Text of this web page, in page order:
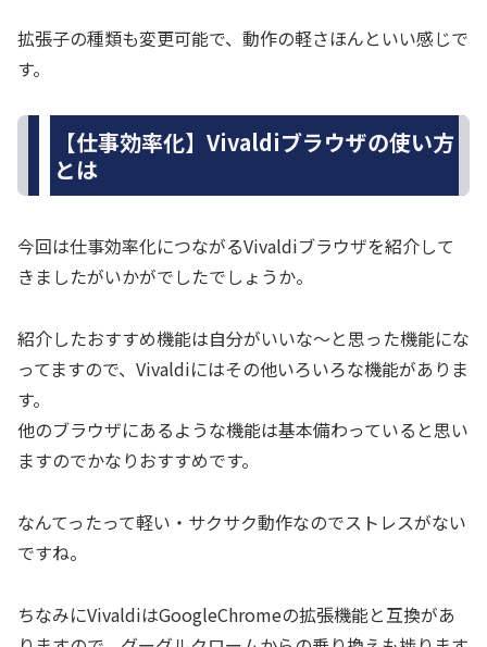
拡張子の種類も変更可能で、動作の軽さほんといい感じで
す。
【仕事効率化】Vivaldiブラウザの使い方
とは
今回は仕事効率化につながるVivaldiブラウザを紹介して
きましたがいかがでしたでしょうか。
紹介したおすすめ機能は自分がいいな～と思った機能にな
ってますので、Vivaldiにはその他いろいろな機能がありま
す。
他のブラウザにあるような機能は基本備わっていると思い
ますのでかなりおすすめです。
なんてったって軽い・サクサク動作なのでストレスがない
ですね。
ちなみにVivaldiはGoogleChromeの拡張機能と互換があ